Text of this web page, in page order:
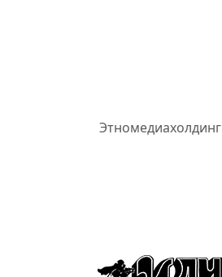
Этномедиахолдинг